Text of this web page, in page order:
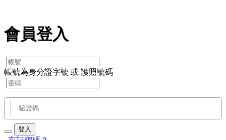
會員登入
帳號為身分證字號 或 護照號碼
登入